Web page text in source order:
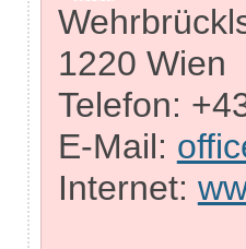
1220 Wien
Telefon:
E-Mail:
Internet: